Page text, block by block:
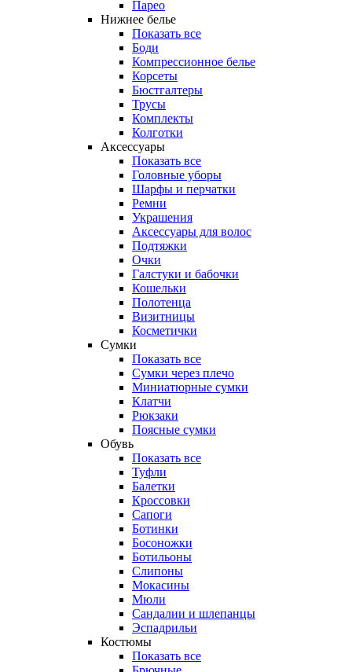
Парео
Нижнее белье
Показать все
Боди
Компрессионное белье
Корсеты
Бюстгалтеры
Трусы
Комплекты
Колготки
Аксессуары
Показать все
Головные уборы
Шарфы и перчатки
Ремни
Украшения
Аксессуары для волос
Подтяжки
Очки
Галстуки и бабочки
Кошельки
Полотенца
Визитницы
Косметички
Сумки
Показать все
Сумки через плечо
Миниатюрные cумки
Клатчи
Рюкзаки
Поясные сумки
Обувь
Показать все
Туфли
Балетки
Кроссовки
Сапоги
Ботинки
Босоножки
Ботильоны
Слипоны
Мокасины
Мюли
Сандалии и шлепанцы
Эспадрильи
Костюмы
Показать все